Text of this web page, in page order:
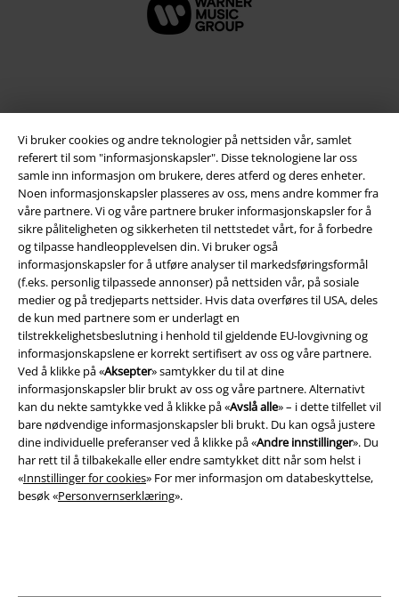
Vi bruker cookies og andre teknologier på nettsiden vår, samlet
referert til som "informasjonskapsler". Disse teknologiene lar oss
samle inn informasjon om brukere, deres atferd og deres enheter.
Noen informasjonskapsler plasseres av oss, mens andre kommer fra
våre partnere. Vi og våre partnere bruker informasjonskapsler for å
sikre påliteligheten og sikkerheten til nettstedet vårt, for å forbedre
og tilpasse handleopplevelsen din. Vi bruker også
informasjonskapsler for å utføre analyser til markedsføringsformål
(f.eks. personlig tilpassede annonser) på nettsiden vår, på sosiale
medier og på tredjeparts nettsider. Hvis data overføres til USA, deles
de kun med partnere som er underlagt en
tilstrekkelighetsbeslutning i henhold til gjeldende EU-lovgivning og
informasjonskapslene er korrekt sertifisert av oss og våre partnere.
Ved å klikke på «Aksepter» samtykker du til at dine
informasjonskapsler blir brukt av oss og våre partnere. Alternativt
kan du nekte samtykke ved å klikke på «Avslå alle» – i dette tilfellet vil
bare nødvendige informasjonskapsler bli brukt. Du kan også justere
dine individuelle preferanser ved å klikke på «Andre innstillinger». Du
har rett til å tilbakekalle eller endre samtykket ditt når som helst i
«Innstillinger for cookies» For mer informasjon om databeskyttelse,
besøk «Personvernserklæring».
Juridisk informasjon/Vilkår
Vilkår
Impressum
Konfidensialitetserklæring
Avfallshåndtering og miljøbeskyttelse
Samsvarserklæring
Innstillinger for cookies
Angre bestilling